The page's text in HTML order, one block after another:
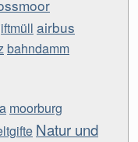
airbus
bahndamm
moorburg
Natur und